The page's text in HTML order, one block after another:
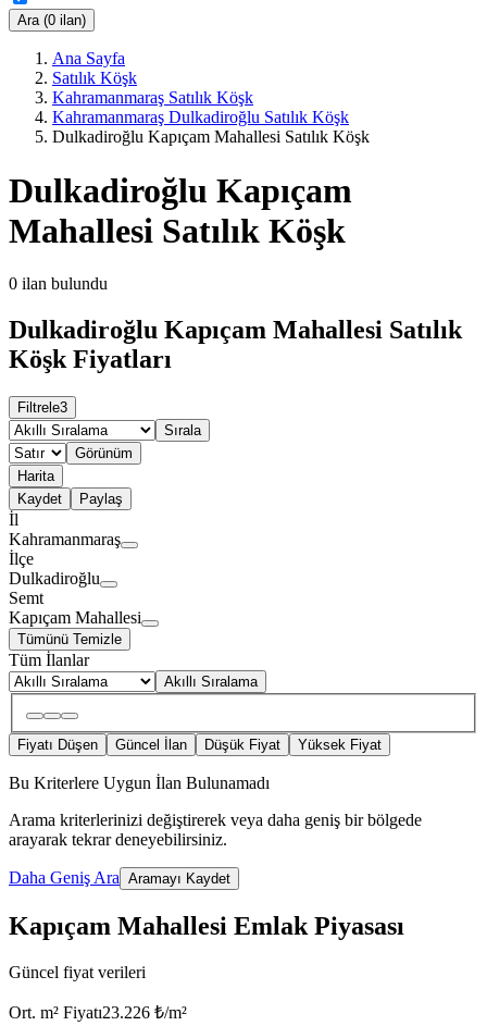
Ara (0 ilan)
Ana Sayfa
Satılık Köşk
Kahramanmaraş Satılık Köşk
Kahramanmaraş Dulkadiroğlu Satılık Köşk
Dulkadiroğlu Kapıçam Mahallesi Satılık Köşk
Dulkadiroğlu Kapıçam
Mahallesi Satılık Köşk
0 ilan bulundu
Dulkadiroğlu Kapıçam Mahallesi Satılık
Köşk Fiyatları
Filtrele3
Sırala
Görünüm
Harita
Kaydet
Paylaş
İl
Kahramanmaraş
İlçe
Dulkadiroğlu
Semt
Kapıçam Mahallesi
Tümünü Temizle
Tüm İlanlar
Akıllı Sıralama
Fiyatı Düşen Güncel İlan Düşük Fiyat Yüksek Fiyat
Bu Kriterlere Uygun İlan Bulunamadı
Arama kriterlerinizi değiştirerek veya daha geniş bir bölgede
arayarak tekrar deneyebilirsiniz.
Daha Geniş Ara Aramayı Kaydet
Kapıçam Mahallesi Emlak Piyasası
Güncel fiyat verileri
Ort. m² Fiyatı23.226 ₺/m²